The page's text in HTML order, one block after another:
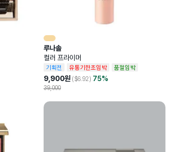
루나솔
컬러 프라이머
기획전 유통기한초임박 품절임박
9,900원 ($6.92) 75%
39,000